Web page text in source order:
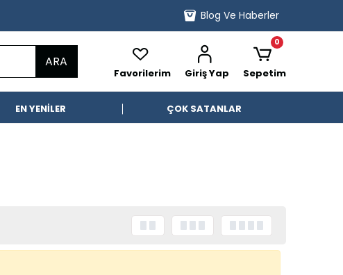
Blog Ve Haberler
ARA
Favorilerim Giriş Yap Sepetim
0
EN YENİLER ÇOK SATANLAR